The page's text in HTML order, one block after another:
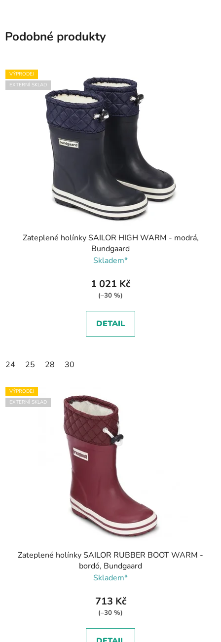
Podobné produkty
VÝPRODEJ
EXTERNÍ SKLAD
Zateplené holínky SAILOR HIGH WARM - modrá,
Bundgaard
Skladem*
1 021 Kč
(–30 %)
DETAIL
24 25 28 30
VÝPRODEJ
EXTERNÍ SKLAD
Zateplené holínky SAILOR RUBBER BOOT WARM -
bordó, Bundgaard
Skladem*
713 Kč
(–30 %)